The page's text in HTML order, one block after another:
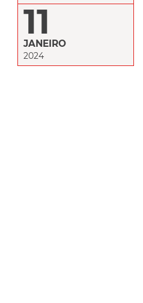
11
JANEIRO
2024